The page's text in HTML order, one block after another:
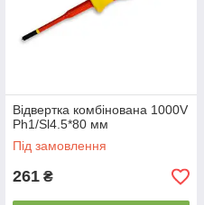
Відвертка комбінована 1000V
Ph1/Sl4.5*80 мм
Під замовлення
261 ₴